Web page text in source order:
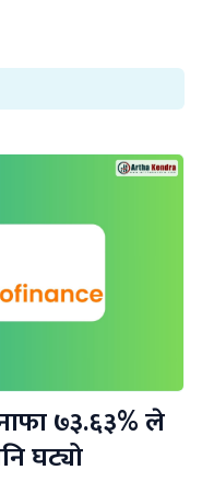
७३.६३% ले
घट्यो